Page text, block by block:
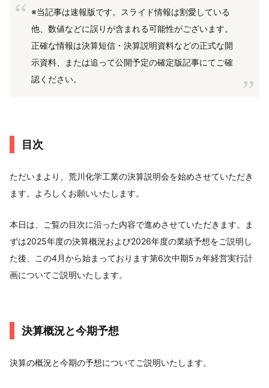
※当記事は速報版です。スライド情報は割愛している
他、数値などに誤りが含まれる可能性がございます。
正確な情報は決算短信・決算説明資料などの正式な開
示資料、または追って公開予定の確定版記事にてご確
認ください。
目次
ただいまより、荒川化学工業の決算説明会を始めさせていただき
ます。よろしくお願いいたします。
本日は、ご覧の目次に沿った内容で進めさせていただきます。ま
ずは2025年度の決算概況および2026年度の業績予想をご説明し
た後、この4月から始まっております第6次中期5ヵ年経営実行計
画についてご説明いたします。
決算概況と今期予想
決算の概況と今期の予想についてご説明いたします。